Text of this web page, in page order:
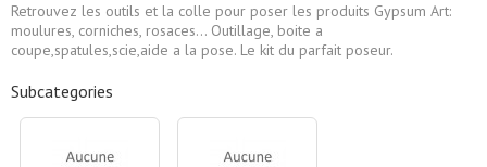
Retrouvez les outils et la colle pour poser les produits Gypsum Art:
moulures, corniches, rosaces... Outillage, boite a
coupe,spatules,scie,aide a la pose. Le kit du parfait poseur.
Subcategories